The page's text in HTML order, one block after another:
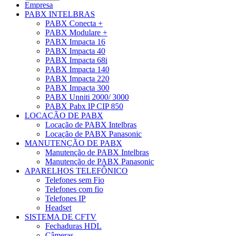
Empresa
PABX INTELBRAS
PABX Conecta +
PABX Modulare +
PABX Impacta 16
PABX Impacta 40
PABX Impacta 68i
PABX Impacta 140
PABX Impacta 220
PABX Impacta 300
PABX Unniti 2000/ 3000
PABX Pabx IP CIP 850
LOCAÇÃO DE PABX
Locação de PABX Intelbras
Locação de PABX Panasonic
MANUTENÇÃO DE PABX
Manutenção de PABX Intelbras
Manutenção de PABX Panasonic
APARELHOS TELEFÔNICO
Telefones sem Fio
Telefones com fio
Telefones IP
Headset
SISTEMA DE CFTV
Fechaduras HDL